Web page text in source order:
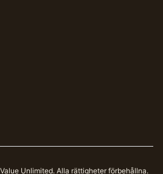
Unlimited. Alla rättigheter förbehållna.